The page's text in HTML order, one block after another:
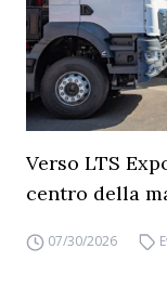
Verso LTS
centro della
07/30/2026